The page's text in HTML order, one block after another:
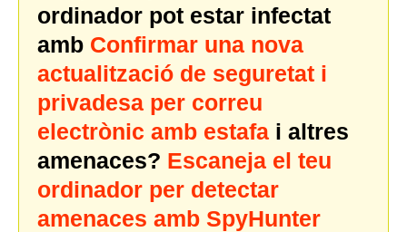
ordinador pot estar infectat
amb Confirmar una nova
actualització de seguretat i
privadesa per correu
electrònic amb estafa i altres
amenaces? Escaneja el teu
ordinador per detectar
amenaces amb SpyHunter